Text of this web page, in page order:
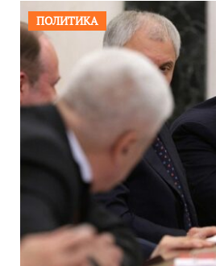
ПОЛИТИКА